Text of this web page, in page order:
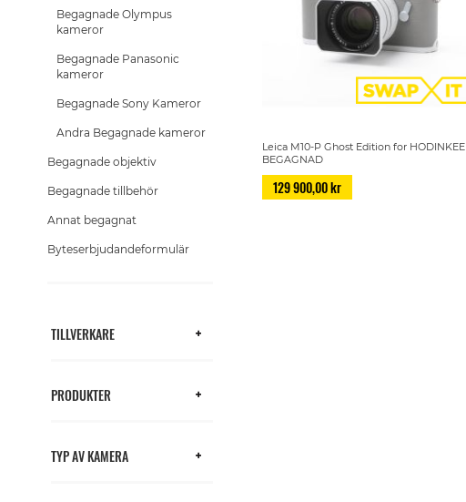
Leica M10-P Ghost Edition for HODINKEE
BEGAGNAD
129 900,00 kr
Begagnade Olympus
kameror
Begagnade Panasonic
kameror
Begagnade Sony Kameror
Andra Begagnade kameror
Begagnade objektiv
Begagnade tillbehör
Annat begagnat
Byteserbjudandeformulär
TILLVERKARE
PRODUKTER
TYP AV KAMERA